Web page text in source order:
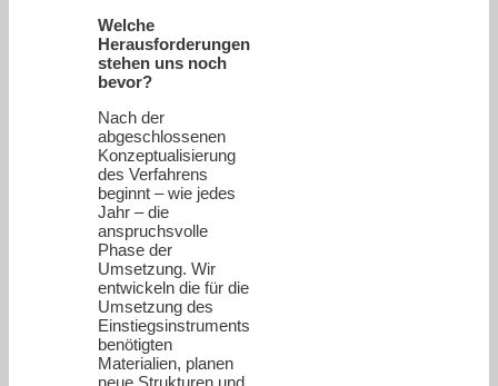
Welche
Herausforderungen
stehen uns noch
bevor?
Nach der
abgeschlossenen
Konzeptualisierung
des Verfahrens
beginnt – wie jedes
Jahr – die
anspruchsvolle
Phase der
Umsetzung. Wir
entwickeln die für die
Umsetzung des
Einstiegsinstruments
benötigten
Materialien, planen
neue Strukturen und